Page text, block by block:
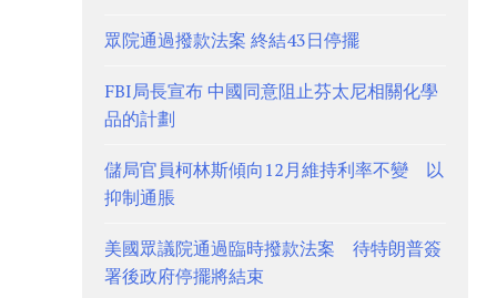
眾院通過撥款法案 終結43日停擺
FBI局長宣布 中國同意阻止芬太尼相關化學
品的計劃
儲局官員柯林斯傾向12月維持利率不變 以
抑制通脹
美國眾議院通過臨時撥款法案 待特朗普簽
署後政府停擺將結束